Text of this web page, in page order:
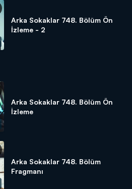
Arka Sokaklar 748. Bölüm Ön
İzleme - 2
Arka Sokaklar 748. Bölüm Ön
İzleme
Arka Sokaklar 748. Bölüm
Fragmanı